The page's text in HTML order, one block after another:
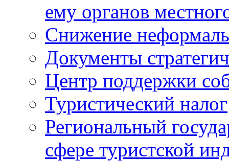
ему органов
Снижение
Документы
Центр поддержки
Туристический налог
Региональный
сфере туристской